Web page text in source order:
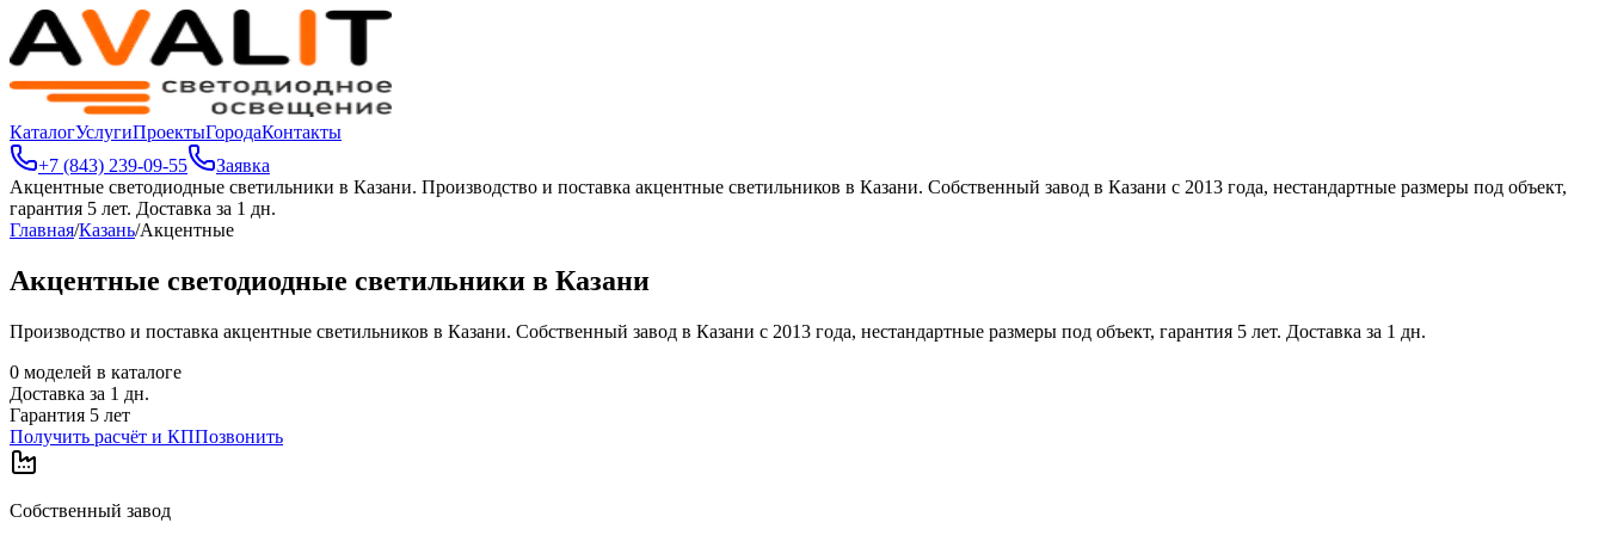
КаталогУслугиПроектыГородаКонтакты
+7 (843) 239-09-55
Заявка
Акцентные светодиодные светильники в Казани. Производство и поставка акцентные светильников в Казани. Собственный завод в Казани с 2013 года, нестандартные размеры под объект,
гарантия 5 лет. Доставка за 1 дн.
Главная/Казань/Акцентные
Акцентные светодиодные светильники в Казани
Производство и поставка акцентные светильников в Казани. Собственный завод в Казани с 2013 года, нестандартные размеры под объект, гарантия 5 лет. Доставка за 1 дн.
0 моделей в каталоге
Доставка за 1 дн.
Гарантия 5 лет
Получить расчёт и КППозвонить
Собственный завод